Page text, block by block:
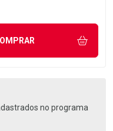
UMA UNIDADE
no programa